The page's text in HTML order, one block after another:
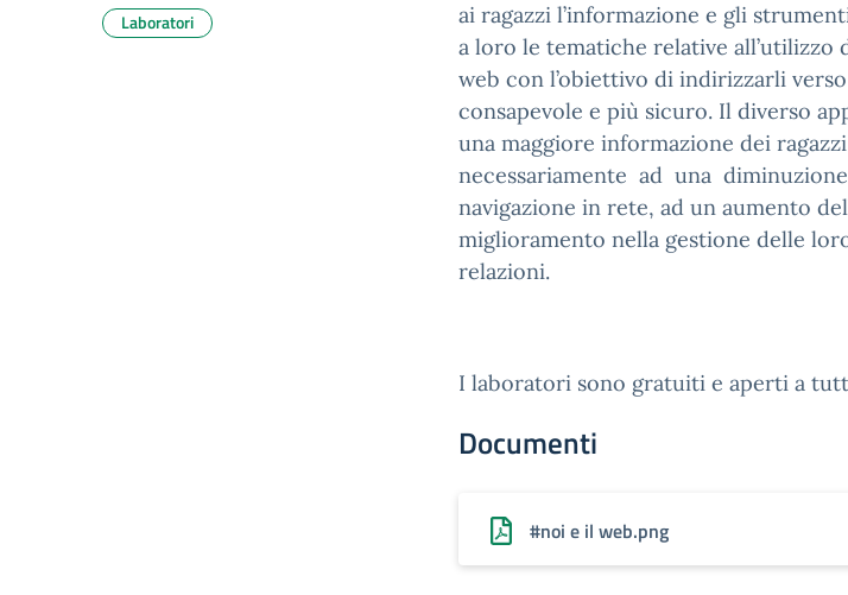
ai ragazzi l’informazione e gli
a loro le tematiche relative all’utilizzo
web con l’obiettivo di indirizzarli
consapevole e più sicuro. Il diverso
una maggiore informazione dei
necessariamente ad una
navigazione in rete, ad un aumento
miglioramento nella gestione delle
relazioni.
I laboratori sono gratuiti e aperti a
Documenti
#noi e il web.png
Laboratori